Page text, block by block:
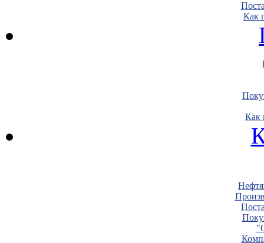
Как
Как